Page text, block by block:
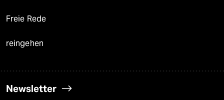
Freie Rede
reingehen
Newsletter